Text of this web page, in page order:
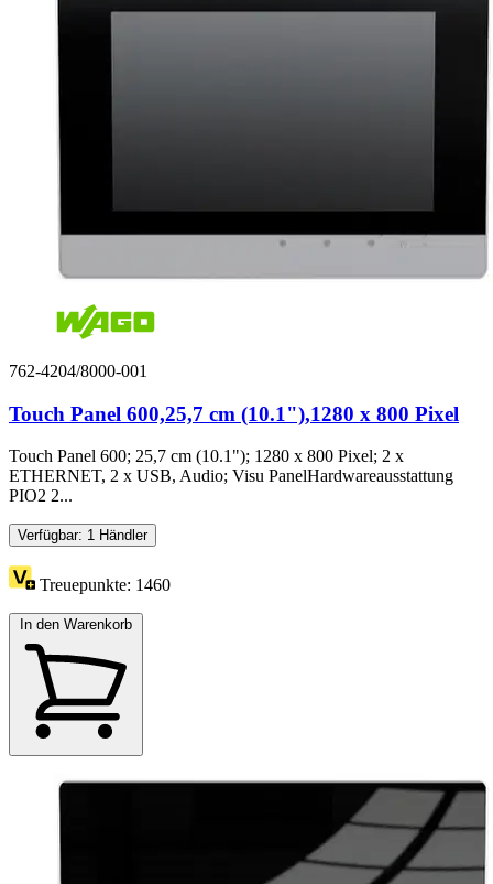
762-4204/8000-001
Touch Panel 600,25,7 cm (10.1"),1280 x 800 Pixel
Touch Panel 600; 25,7 cm (10.1"); 1280 x 800 Pixel; 2 x
ETHERNET, 2 x USB, Audio; Visu PanelHardwareausstattung
PIO2 2...
Verfügbar: 1 Händler
Treuepunkte: 1460
In den Warenkorb